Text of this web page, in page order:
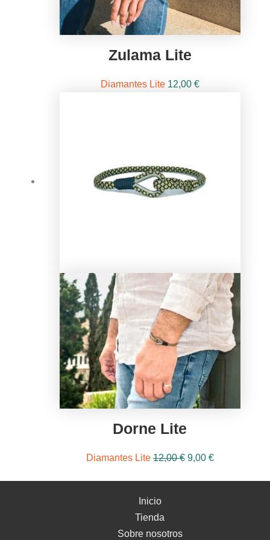
Zulama Lite
Diamantes Lite 12,00 €
Dorne Lite
Diamantes Lite12,00€ El
9,00 €El
Inicio
Tienda
Sobre nosotros